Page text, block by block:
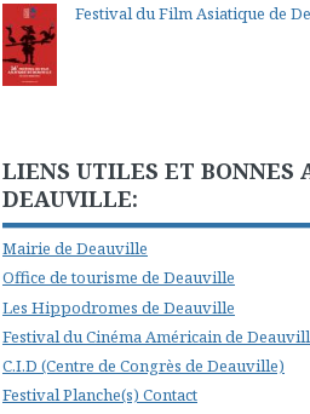
Festival du Film Asiatique de
LIENS UTILES ET BONNES
DEAUVILLE:
Mairie de Deauville
Office de tourisme de Deauville
Les Hippodromes de Deauville
Festival du Cinéma Américain de
C.I.D (Centre de Congrès de Deauville)
Festival Planche(s) Contact